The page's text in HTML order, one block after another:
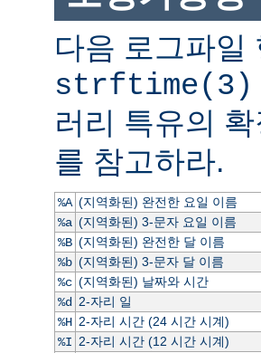
다음 로그파일
strftime(3)
러리 특유의
를 참고하라.
%A (지역화된) 완전한 요일 이름
%a (지역화된) 3-문자 요일 이름
%B (지역화된) 완전한 달 이름
%b (지역화된) 3-문자 달 이름
%c (지역화된) 날짜와 시간
%d 2-자리 일
%H 2-자리 시간 (24 시간 시계)
%I 2-자리 시간 (12 시간 시계)